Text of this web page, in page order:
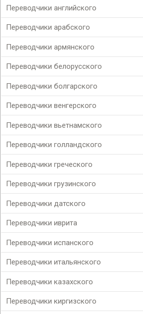
Переводчики английского
Переводчики арабского
Переводчики армянского
Переводчики белорусского
Переводчики болгарского
Переводчики венгерского
Переводчики вьетнамского
Переводчики голландского
Переводчики греческого
Переводчики грузинского
Переводчики датского
Переводчики иврита
Переводчики испанского
Переводчики итальянского
Переводчики казахского
Переводчики киргизского